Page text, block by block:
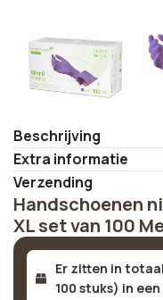
Beschrijving
Extra informatie
Verzending
Handschoenen
XL set van 100
Er zitten in
100 stuks) in een